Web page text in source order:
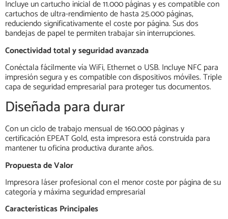
Incluye un cartucho inicial de 11.000 páginas y es compatible con
cartuchos de ultra-rendimiento de hasta 25.000 páginas,
reduciendo significativamente el coste por página. Sus dos
bandejas de papel te permiten trabajar sin interrupciones.
Conectividad total y seguridad avanzada
Conéctala fácilmente vía WiFi, Ethernet o USB. Incluye NFC para
impresión segura y es compatible con dispositivos móviles. Triple
capa de seguridad empresarial para proteger tus documentos.
Diseñada para durar
Con un ciclo de trabajo mensual de 160.000 páginas y
certificación EPEAT Gold, esta impresora está construida para
mantener tu oficina productiva durante años.
Propuesta de Valor
Impresora láser profesional con el menor coste por página de su
categoría y máxima seguridad empresarial
Características Principales